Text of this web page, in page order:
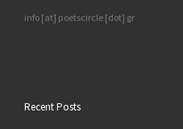
info [at] poetscircle [dot] gr
Recent Posts